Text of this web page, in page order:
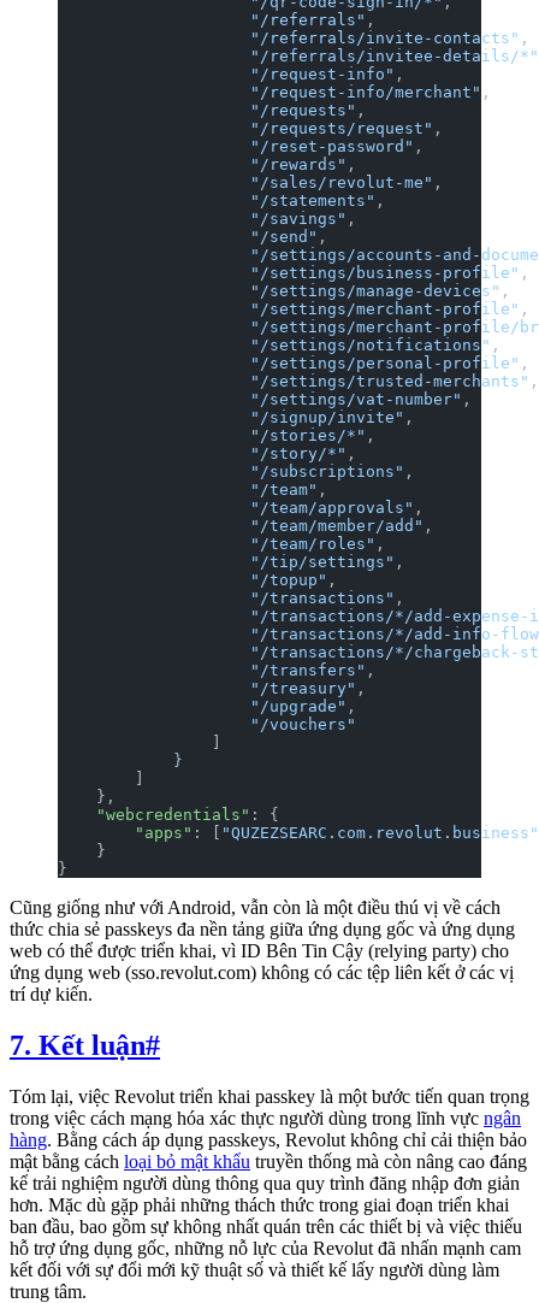
                    "/referrals"
,
                    "/referrals/invite-contacts"
,
                    "/referrals/invitee-details/*"
                    "/request-info"
,
                    "/request-info/merchant"
,
                    "/requests"
,
                    "/requests/request"
,
                    "/reset-password"
,
                    "/rewards"
,
                    "/sales/revolut-me"
,
                    "/statements"
,
                    "/savings"
,
                    "/send"
,
"/settings/accounts-and-
                    "/settings/business-profile"
,
                    "/settings/manage-devices"
,
                    "/settings/merchant-profile"
,
"/settings/merchant-profile/
                    "/settings/notifications"
,
                    "/settings/personal-profile"
,
                    "/settings/trusted-merchants"
,
                    "/settings/vat-number"
,
                    "/signup/invite"
,
                    "/stories/*"
,
                    "/story/*"
,
                    "/subscriptions"
,
                    "/team"
,
                    "/team/approvals"
,
                    "/team/member/add"
,
                    "/team/roles"
,
                    "/tip/settings"
,
                    "/topup"
,
                    "/transactions"
,
"/transactions/*/add-expense-
"/transactions/*/add-info-
"/transactions/*/chargeback-
                    "/transfers"
,
                    "/treasury"
,
                    "/upgrade"
,
                    "/vouchers"
            }
    },
    "webcredentials"
: {
        "apps"
: [
"QUZEZSEARC.com.revolut.business"
    }
}
Cũng giống như với Android, vẫn còn là một điều thú vị về cách
thức chia sẻ passkeys đa nền tảng giữa ứng dụng gốc và ứng dụng
web có thể được triển khai, vì ID Bên Tin Cậy (relying party) cho
ứng dụng web (sso.revolut.com) không có các tệp liên kết ở các vị
trí dự kiến.
7. Kết luận#
Tóm lại, việc Revolut triển khai passkey là một bước tiến quan trọng
trong việc cách mạng hóa xác thực người dùng trong lĩnh vực ngân
hàng. Bằng cách áp dụng passkeys, Revolut không chỉ cải thiện bảo
mật bằng cách loại bỏ mật khẩu truyền thống mà còn nâng cao đáng
kể trải nghiệm người dùng thông qua quy trình đăng nhập đơn giản
hơn. Mặc dù gặp phải những thách thức trong giai đoạn triển khai
ban đầu, bao gồm sự không nhất quán trên các thiết bị và việc thiếu
hỗ trợ ứng dụng gốc, những nỗ lực của Revolut đã nhấn mạnh cam
kết đối với sự đổi mới kỹ thuật số và thiết kế lấy người dùng làm
trung tâm.